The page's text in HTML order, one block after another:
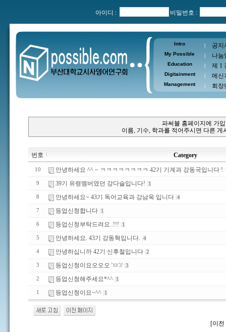
아이디 : 비밀번호 :
Intro | 공지
My Possible | 나눔
Education | 제 1
Digitainment | 메신
Management | 회장
파써블 홈페이지에 가
이름, 기수, 학과를 적어주시면 다른
번호 Category
10 안녕하세요 ^^ ~ ㅋㅋㅋㅋㅋㅋㅋㅋ 42기 기계과 강동국입니다 !
9 39기 유령멤버였던 강다슬입니다! 1
8 안녕하세요~ 43기 독어교육과 강남욱 입니다 4
7 등업신청합니다 1
6 등업신청부탁드려요..!!! 1
5 안녕하세요. 43기 강동혁입니다. 4
4 안녕하십니까 42기 신후철입니다 2
3 등업신청이요오오오 'ㅁ'// 3
2 등업신청해주세요*^^ 1
1 등업신청이요~^^ 1
[이전